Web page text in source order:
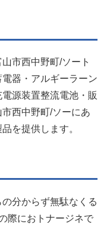
市西中野町/ソート
器・アルギーラーン
源装置整流電池・販
西中野町/ソーにあ
を提供します。
分からず無駄なくる
際におトナージネで